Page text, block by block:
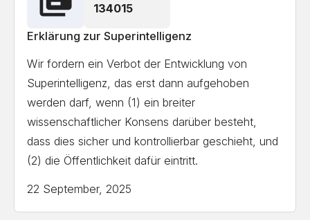
Mpowa Pty Ltd
WeFindX Foundation
EnerGaia Inc
Encanta
BSS Additive
Ethagi Inc.
Alianza Futurista
AV3 AEROVISUAL
Zybert Computing Limited
Stitched.io
134015
Erklärung zur Superintelligenz
Wir fordern ein Verbot der Entwicklung von
Superintelligenz, das erst dann aufgehoben
werden darf, wenn (1) ein breiter
wissenschaftlicher Konsens darüber besteht,
dass dies sicher und kontrollierbar geschieht, und
(2) die Öffentlichkeit dafür eintritt.
22 September, 2025